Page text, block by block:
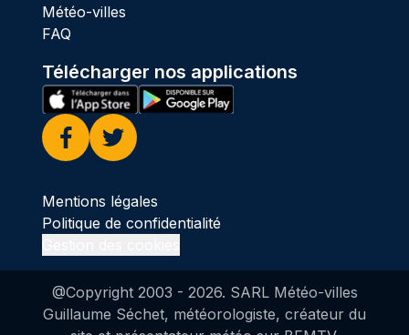
Météo-villes
FAQ
Télécharger nos applications
Facebook
Twitter
Mentions légales
Politique de confidentialité
@Copyright 2003 - 2026. SARL Météo-villes
Guillaume Séchet, météorologiste, créateur du